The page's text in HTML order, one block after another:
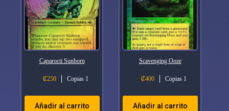
Caparocti Sunborn
₡250 Copias 1
Añadir al carrito
Scavenging Ooze
₡400 Copias 1
Añadir al carrito